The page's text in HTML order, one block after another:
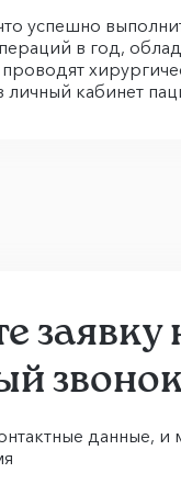
успешно
в год,
кабинет
заявку
данные, и